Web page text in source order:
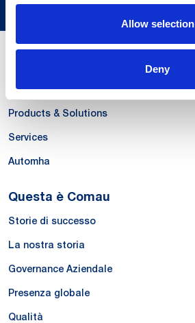
Allow selection
Deny
Le Nostre Competenze
Systems
Products & Solutions
Services
Automha
Questa è Comau
Storie di successo
La nostra storia
Governance Aziendale
Presenza globale
Qualità